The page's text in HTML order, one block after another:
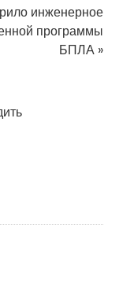
инженерное
программы
БПЛА »